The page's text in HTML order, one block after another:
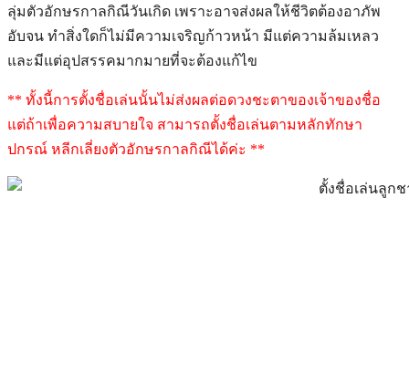
ลุ่มตัวอักษรกาลกิณีวันเกิด เพราะอาจส่งผลให้ชีวิตต้องอาภัพ
อับจน ทำสิ่งใดก็ไม่มีความเจริญก้าวหน้า มีแต่ความล้มเหลว
และมีแต่อุปสรรคมากมายที่จะต้องแก้ไข
** ทั้งนี้การตั้งชื่อเล่นนั้นไม่ส่งผลต่อดวงชะตาของเจ้าของชื่อ
แต่ถ้าเพื่อความสบายใจ สามารถตั้งชื่อเล่นตามหลักทักษา
ปกรณ์ หลีกเลี่ยงตัวอักษรกาลกิณีได้ค่ะ **